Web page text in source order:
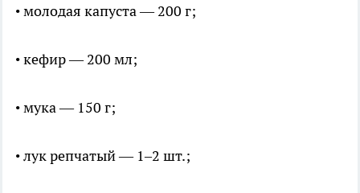
• молодая капуста — 200 г;
• кефир — 200 мл;
• мука — 150 г;
• лук репчатый — 1–2 шт.;